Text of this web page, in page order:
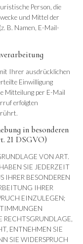
Person, die
und Mittel der
B. Namen, E-Mail-
Ihrer ausdrücklichen
Einwilligung
Mitteilung per E-Mail
erfolgten
in besonderen
21 DSGVO)
VON ART.
SIE JEDERZEIT
IHRER BESONDEREN
IHRER
EINZULEGEN;
ENTNEHMEN SIE
SIE WIDERSPRUCH